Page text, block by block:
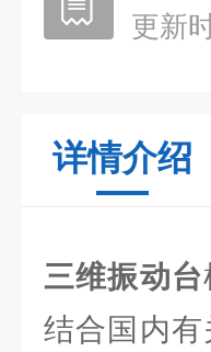
更新
详情介绍
三维振动台
结合国内